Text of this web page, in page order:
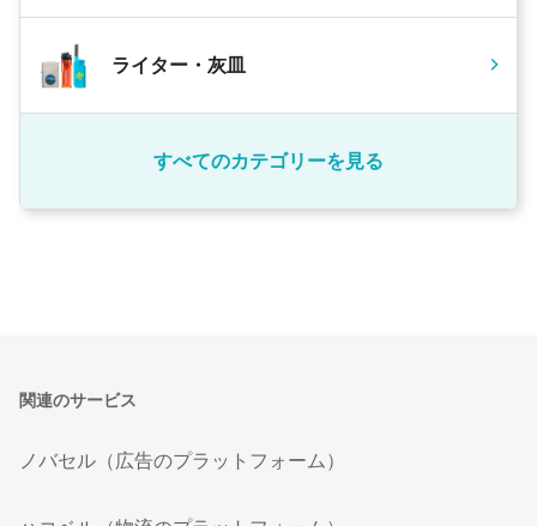
ライター・灰皿
すべてのカテゴリーを見る
関連のサービス
ノバセル（広告のプラットフォーム）